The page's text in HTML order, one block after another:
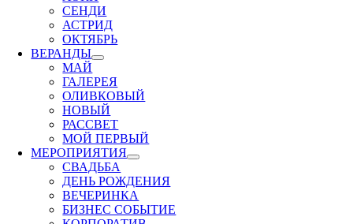
СЕНДИ
АСТРИД
ОКТЯБРЬ
ВЕРАНДЫ
МАЙ
ГАЛЕРЕЯ
ОЛИВКОВЫЙ
НОВЫЙ
РАССВЕТ
МОЙ ПЕРВЫЙ
МЕРОПРИЯТИЯ
СВАДЬБА
ДЕНЬ РОЖДЕНИЯ
ВЕЧЕРИНКА
БИЗНЕС СОБЫТИЕ